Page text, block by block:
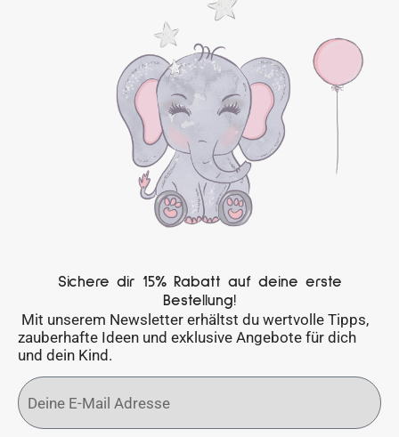
Sichere dir 15% Rabatt auf deine erste
Bestellung!
Mit unserem Newsletter erhältst du wertvolle Tipps,
zauberhafte Ideen und exklusive Angebote für dich
und dein Kind.